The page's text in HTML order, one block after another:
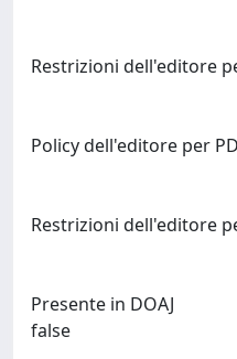
Restrizioni dell'editore
Policy dell'editore per
Restrizioni dell'editore
Presente in DOAJ